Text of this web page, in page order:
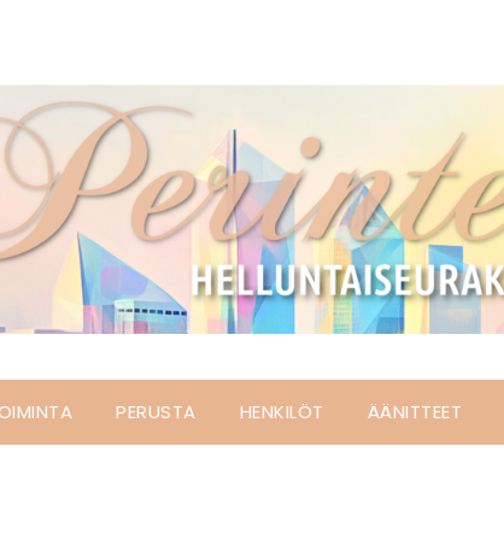
PERUSTA HENKILÖT ÄÄNITTEET